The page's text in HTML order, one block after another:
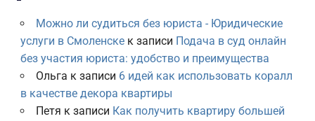
Можно ли судиться без юриста - Юридические
услуги в Смоленскек записи Подача в суд онлайн
без участия юриста: удобство и преимущества
Ольга к записи 6 идей как использовать коралл
в качестве декора квартиры
Петя к записи Как получить квартиру большей